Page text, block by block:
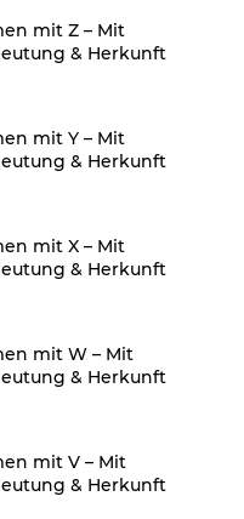
mit Z – Mit
& Herkunft
mit Y – Mit
& Herkunft
mit X – Mit
& Herkunft
mit W – Mit
& Herkunft
mit V – Mit
& Herkunft